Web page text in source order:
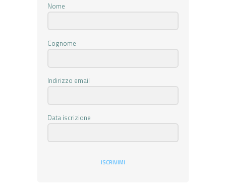
Nome
Cognome
Indirizzo email
Data iscrizione
ISCRIVIMI